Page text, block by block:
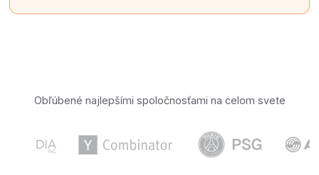
Obľúbené najlepšími spoločnosťami na celom svete